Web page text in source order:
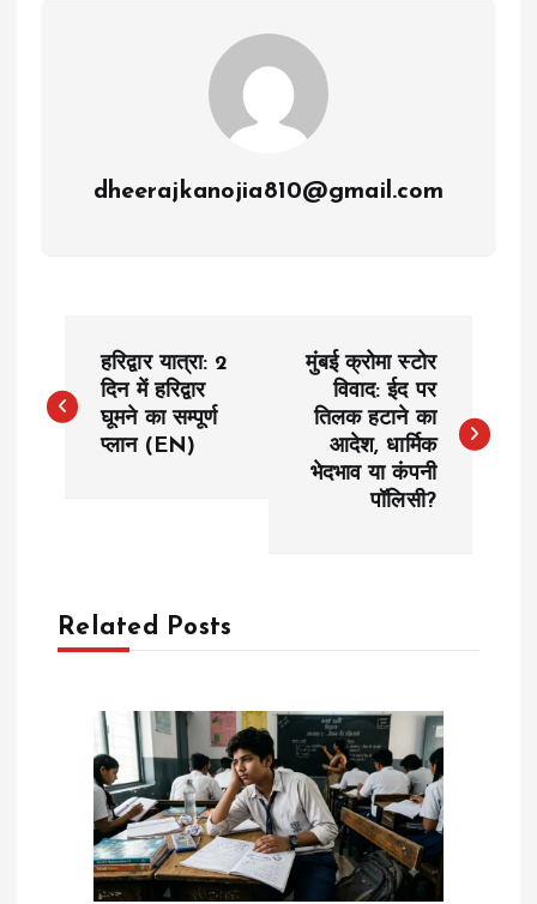
dheerajkanojia810@gmail.com
o
a
हरिद्वार यात्रा: 2
दिन में हरिद्वार
घूमने का सम्पूर्ण
प्लान (EN)
मुंबई क्रोमा स्टोर
विवाद: ईद पर
तिलक हटाने का
आदेश, धार्मिक
भेदभाव या कंपनी
पॉलिसी?
Related Posts